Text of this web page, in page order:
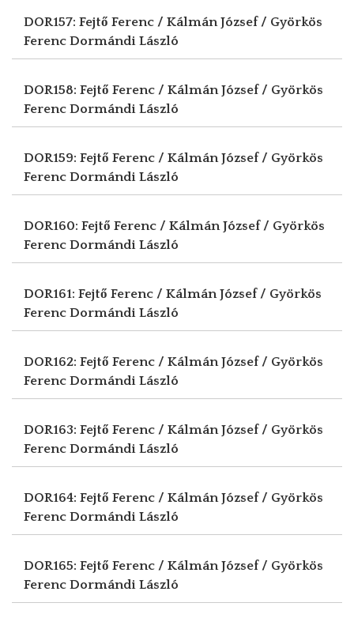
DOR157: Fejtő Ferenc / Kálmán József / Györkös
Ferenc Dormándi László
DOR158: Fejtő Ferenc / Kálmán József / Györkös
Ferenc Dormándi László
DOR159: Fejtő Ferenc / Kálmán József / Györkös
Ferenc Dormándi László
DOR160: Fejtő Ferenc / Kálmán József / Györkös
Ferenc Dormándi László
DOR161: Fejtő Ferenc / Kálmán József / Györkös
Ferenc Dormándi László
DOR162: Fejtő Ferenc / Kálmán József / Györkös
Ferenc Dormándi László
DOR163: Fejtő Ferenc / Kálmán József / Györkös
Ferenc Dormándi László
DOR164: Fejtő Ferenc / Kálmán József / Györkös
Ferenc Dormándi László
DOR165: Fejtő Ferenc / Kálmán József / Györkös
Ferenc Dormándi László